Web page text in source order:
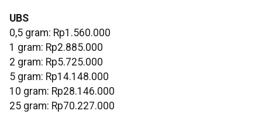
UBS
0,5 gram: Rp1.560.000
‎1 gram: Rp2.885.000
‎2 gram: Rp5.725.000
‎5 gram: Rp14.148.000
10 gram: Rp28.146.000
‎25 gram: Rp70.227.000